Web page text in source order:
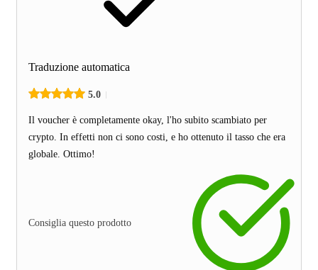
Traduzione automatica
5.0
Il voucher è completamente okay, l'ho subito scambiato per
crypto. In effetti non ci sono costi, e ho ottenuto il tasso che era
globale. Ottimo!
Consiglia questo prodotto